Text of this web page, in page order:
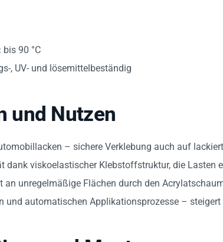
bis 90 °C
, UV- und lösemittelbeständig
und Nutzen
– sichere Verklebung auch auf
dank viskoelastischer Klebstoffstruktur, die Lasten
unregelmäßige Flächen durch den
und automatischen Applikationsprozesse – steigert